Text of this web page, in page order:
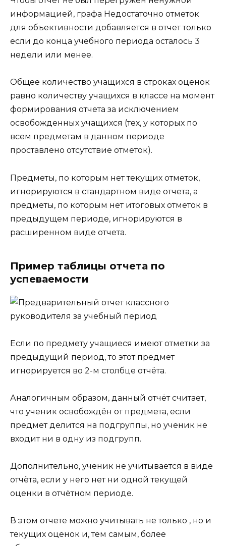
информацией, графа Недостаточно отметок
для объективности добавляется в отчет только
если до конца учебного периода осталось 3
недели или менее.
Общее количество учащихся в строках оценок
равно количеству учащихся в классе на момент
формирования отчета за исключением
освобожденных учащихся (тех, у которых по
всем предметам в данном периоде
проставлено отсутствие отметок).
Предметы, по которым нет текущих отметок,
игнорируются в стандартном виде отчета, а
предметы, по которым нет итоговых отметок в
предыдущем периоде, игнорируются в
расширенном виде отчета.
Пример таблицы отчета по
успеваемости
Если по предмету учащиеся имеют отметки за
предыдущий период, то этот предмет
игнорируется во 2-м столбце отчёта.
Аналогичным образом, данный отчёт считает,
что ученик освобождён от предмета, если
предмет делится на подгруппы, но ученик не
входит ни в одну из подгрупп.
Дополнительно, ученик не учитывается в виде
отчёта, если у него нет ни одной текущей
оценки в отчётном периоде.
В этом отчете можно учитывать не только , но и
текущих оценок и, тем самым, более